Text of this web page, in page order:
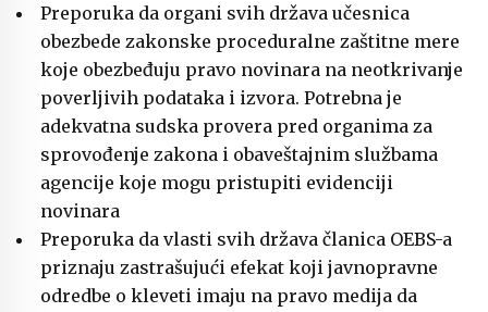
Preporuka da organi svih država učesnica
obezbede zakonske proceduralne zaštitne mere
koje obezbeđuju pravo novinara na neotkrivanje
poverljivih podataka i izvora. Potrebna je
adekvatna sudska provera pred organima za
sprovođenje zakona i obaveštajnim službama
agencije koje mogu pristupiti evidenciji
novinara
Preporuka da vlasti svih država članica OEBS-a
priznaju zastrašujući efekat koji javnopravne
odredbe o kleveti imaju na pravo medija da